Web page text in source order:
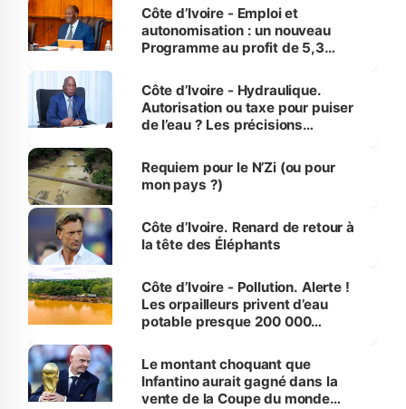
et Yamoussoukro
Côte d’Ivoire - Emploi et
autonomisation : un nouveau
Programme au profit de 5,3
Côte d’Ivoire - Hydraulique.
Autorisation ou taxe pour puiser
de l’eau ? Les précisions
Requiem pour le N’Zi (ou pour
mon pays ?)
Côte d’Ivoire. Renard de retour à
la tête des Éléphants
Côte d’Ivoire - Pollution. Alerte !
Les orpailleurs privent d’eau
potable presque 200 000
Le montant choquant que
Infantino aurait gagné dans la
vente de la Coupe du monde